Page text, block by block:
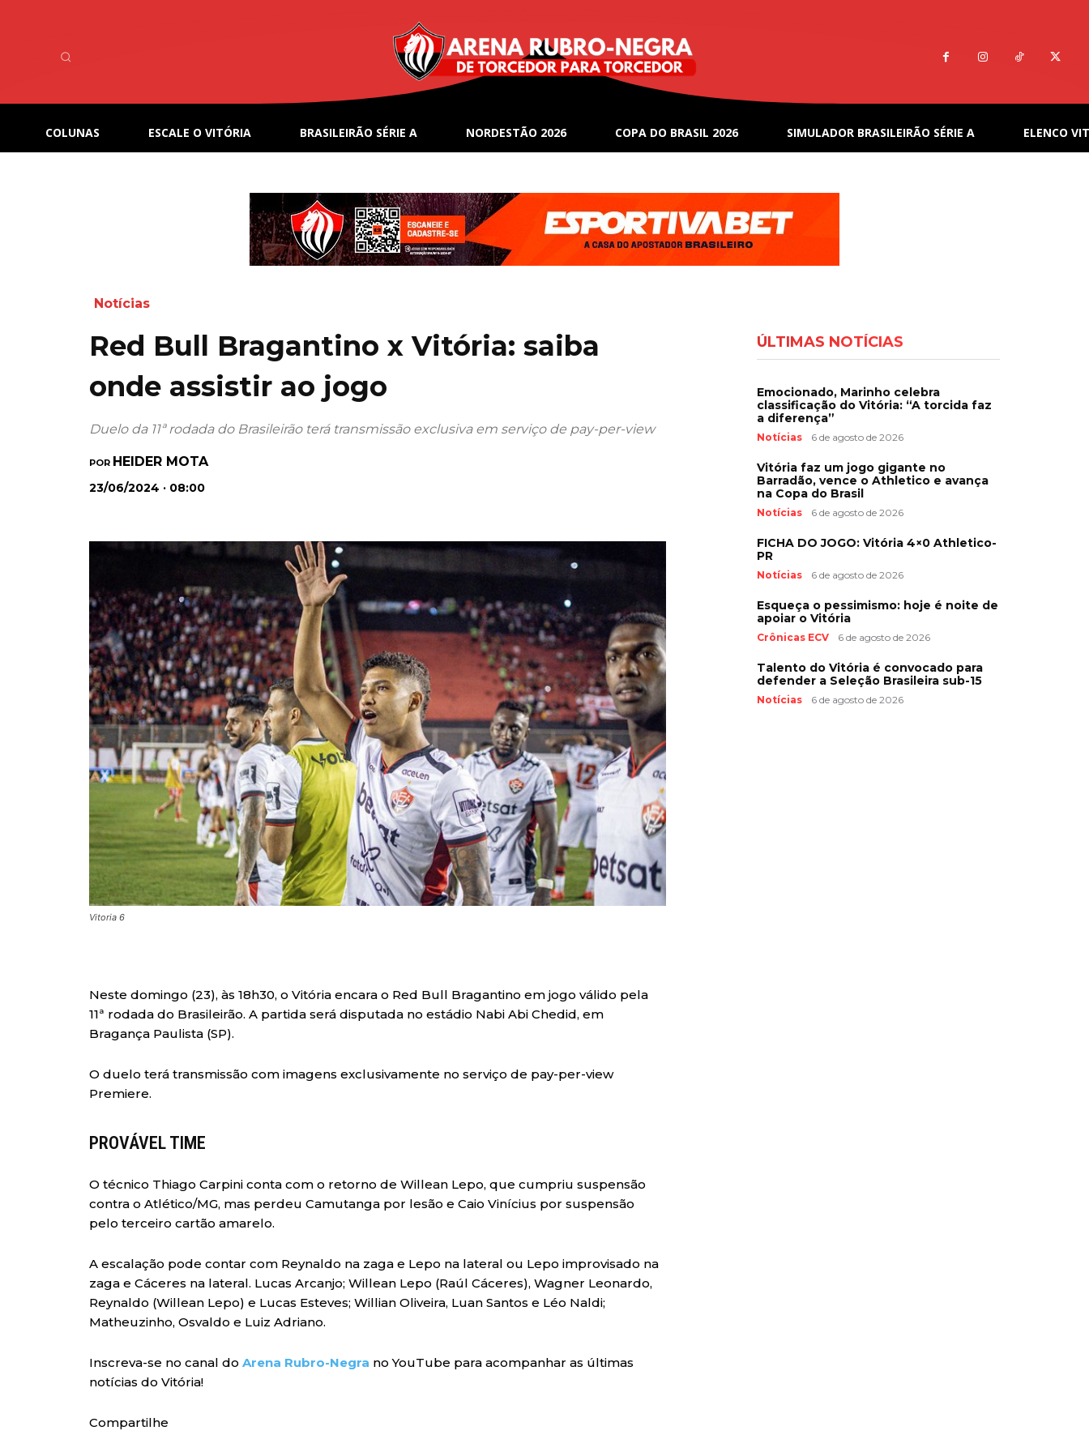
COLUNAS ESCALE O VITÓRIA BRASILEIRÃO SÉRIE A NORDESTÃO 2026 COPA DO BRASIL 2026 SIMULADOR BRASILEIRÃO SÉRIE A ELENCO
Notícias
Red Bull Bragantino x Vitória: saiba
onde assistir ao jogo
Duelo da 11ª rodada do Brasileirão terá transmissão exclusiva em serviço de pay-per-view
POR HEIDER MOTA
23/06/2024 · 08:00
Vitoria 6
Neste domingo (23), às 18h30, o Vitória encara o Red Bull Bragantino em jogo válido pela
11ª rodada do Brasileirão. A partida será disputada no estádio Nabi Abi Chedid, em
Bragança Paulista (SP).
O duelo terá transmissão com imagens exclusivamente no serviço de pay-per-view
Premiere.
PROVÁVEL TIME
O técnico Thiago Carpini conta com o retorno de Willean Lepo, que cumpriu suspensão
contra o Atlético/MG, mas perdeu Camutanga por lesão e Caio Vinícius por suspensão
pelo terceiro cartão amarelo.
A escalação pode contar com Reynaldo na zaga e Lepo na lateral ou Lepo improvisado na
zaga e Cáceres na lateral. Lucas Arcanjo; Willean Lepo (Raúl Cáceres), Wagner Leonardo,
Reynaldo (Willean Lepo) e Lucas Esteves; Willian Oliveira, Luan Santos e Léo Naldi;
Matheuzinho, Osvaldo e Luiz Adriano.
Inscreva-se no canal do Arena Rubro-Negra no YouTube para acompanhar as últimas
notícias do Vitória!
Compartilhe
ÚLTIMAS NOTÍCIAS
Emocionado, Marinho celebra
classificação do Vitória: “A torcida faz
a diferença”
Notícias 6 de agosto de 2026
Vitória faz um jogo gigante no
Barradão, vence o Athletico e avança
na Copa do Brasil
Notícias 6 de agosto de 2026
FICHA DO JOGO: Vitória 4×0 Athletico-
PR
Notícias 6 de agosto de 2026
Esqueça o pessimismo: hoje é noite de
apoiar o Vitória
Crônicas ECV 6 de agosto de 2026
Talento do Vitória é convocado para
defender a Seleção Brasileira sub-15
Notícias 6 de agosto de 2026